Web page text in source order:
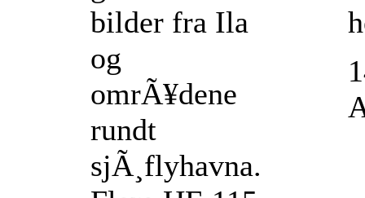
bilder fra Ila
og
omrÃ¥dene
rundt
sjÃ¸flyhavna.